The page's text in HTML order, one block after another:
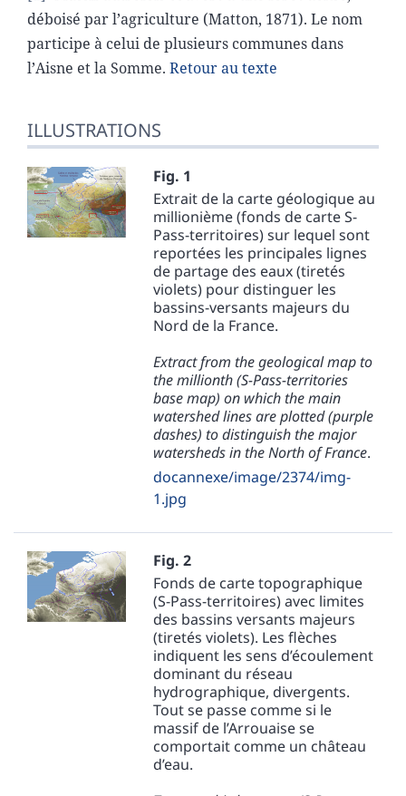
déboisé par l’agriculture (Matton, 1871). Le nom
participe à celui de plusieurs communes dans
l’Aisne et la Somme. Retour au texte
ILLUSTRATIONS
Fig. 1
Extrait de la carte géologique au
millionième (fonds de carte S-
Pass-territoires) sur lequel sont
reportées les principales lignes
de partage des eaux (tiretés
violets) pour distinguer les
bassins-versants majeurs du
Nord de la France.
Extract from the geological map to
the millionth (S-Pass-territories
base map) on which the main
watershed lines are plotted (purple
dashes) to distinguish the major
watersheds in the North of France.
docannexe/image/2374/img-
1.jpg
Fig. 2
Fonds de carte topographique
(S-Pass-territoires) avec limites
des bassins versants majeurs
(tiretés violets). Les flèches
indiquent les sens d’écoulement
dominant du réseau
hydrographique, divergents.
Tout se passe comme si le
massif de l’Arrouaise se
comportait comme un château
d’eau.